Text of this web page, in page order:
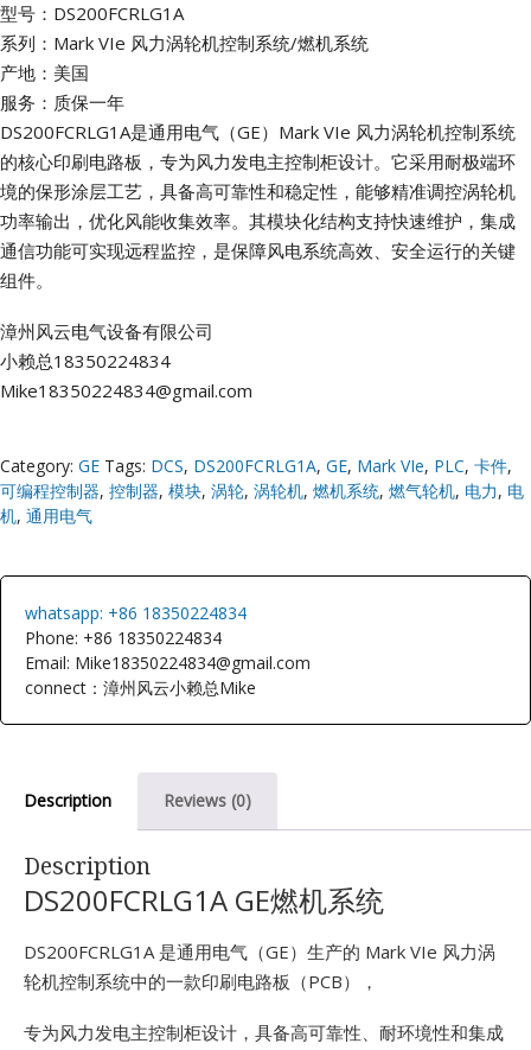
型号：DS200FCRLG1A
系列：Mark VIe 风力涡轮机控制系统/燃机系统
产地：美国
服务：质保一年
DS200FCRLG1A是通用电气（GE）Mark VIe 风力涡轮机控制系统
的核心印刷电路板，专为风力发电主控制柜设计。它采用耐极端环
境的保形涂层工艺，具备高可靠性和稳定性，能够精准调控涡轮机
功率输出，优化风能收集效率。其模块化结构支持快速维护，集成
通信功能可实现远程监控，是保障风电系统高效、安全运行的关键
组件。
漳州风云电气设备有限公司
小赖总18350224834
Mike18350224834@gmail.com
Category: GE Tags: DCS, DS200FCRLG1A, GE, Mark VIe, PLC, 卡件,
可编程控制器, 控制器, 模块, 涡轮, 涡轮机, 燃机系统, 燃气轮机, 电力, 电
机, 通用电气
whatsapp: +86 18350224834
Phone: +86 18350224834
Email: Mike18350224834@gmail.com
connect：漳州风云小赖总Mike
Description Reviews (0)
Description
DS200FCRLG1A GE燃机系统
DS200FCRLG1A 是通用电气（GE）生产的 Mark VIe 风力涡
轮机控制系统中的一款印刷电路板（PCB），
专为风力发电主控制柜设计，具备高可靠性、耐环境性和集成